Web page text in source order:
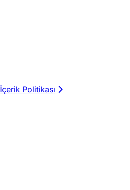
İçerik Politikası